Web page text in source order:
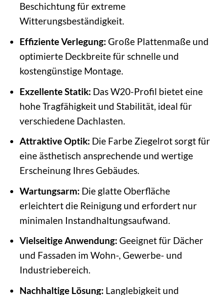
Beschichtung für extreme
Witterungsbeständigkeit.
Effiziente Verlegung: Große Plattenmaße und
optimierte Deckbreite für schnelle und
kostengünstige Montage.
Exzellente Statik: Das W20-Profil bietet eine
hohe Tragfähigkeit und Stabilität, ideal für
verschiedene Dachlasten.
Attraktive Optik: Die Farbe Ziegelrot sorgt für
eine ästhetisch ansprechende und wertige
Erscheinung Ihres Gebäudes.
Wartungsarm: Die glatte Oberfläche
erleichtert die Reinigung und erfordert nur
minimalen Instandhaltungsaufwand.
Vielseitige Anwendung: Geeignet für Dächer
und Fassaden im Wohn-, Gewerbe- und
Industriebereich.
Nachhaltige Lösung: Langlebigkeit und